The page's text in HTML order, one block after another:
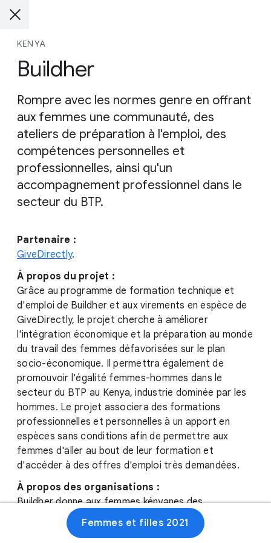
KENYA
Buildher
Rompre avec les normes genre en offrant
aux femmes une communauté, des
ateliers de préparation à l'emploi, des
compétences personnelles et
professionnelles, ainsi qu'un
accompagnement professionnel dans le
secteur du BTP.
Partenaire :
GiveDirectly.
À propos du projet :
Grâce au programme de formation technique et
d'emploi de Buildher et aux virements en espèce de
GiveDirectly, le projet cherche à améliorer
l'intégration économique et la préparation au monde
du travail des femmes défavorisées sur le plan
socio-économique. Il permettra également de
promouvoir l'égalité femmes-hommes dans le
secteur du BTP au Kenya, industrie dominée par les
hommes. Le projet associera des formations
professionnelles et personnelles à un apport en
espèces sans conditions afin de permettre aux
femmes d'aller au bout de leur formation et
d'accéder à des offres d'emploi très demandées.
À propos des organisations :
Buildher donne aux femmes kényanes des
compétences reconnues dans le BTP qui leur
permettent de prospérer financièrement, de faire
Femmes et filles 2021